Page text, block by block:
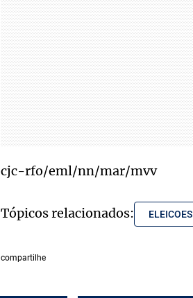
cjc-rfo/eml/nn/mar/mvv
Tópicos relacionados: ELEICOES
compartilhe